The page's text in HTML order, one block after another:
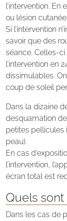
l’intervention. En
ou lésion
Si l’intervention
savoir que des
séance. Celles-
l’intervention en
dissimulables.
coup de soleil
Dans la dizaine
desquamation
petites pellicules
peau).
En cas
l’intervention,
écran total est
Quels
Dans les cas de